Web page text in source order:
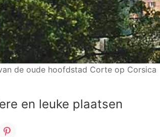
de oude hoofdstad Corte op Corsica
en leuke plaatsen